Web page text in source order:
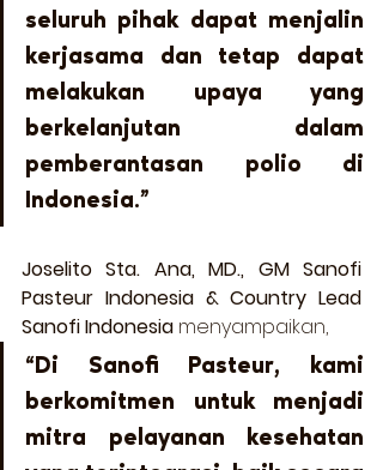
seluruh pihak dapat menjalin
kerjasama dan tetap dapat
melakukan upaya yang
berkelanjutan dalam
pemberantasan polio di
Indonesia.”
Joselito Sta. Ana, MD., GM Sanofi
Pasteur Indonesia & Country Lead
Sanofi Indonesia menyampaikan,
“Di Sanofi Pasteur, kami
berkomitmen untuk menjadi
mitra pelayanan kesehatan